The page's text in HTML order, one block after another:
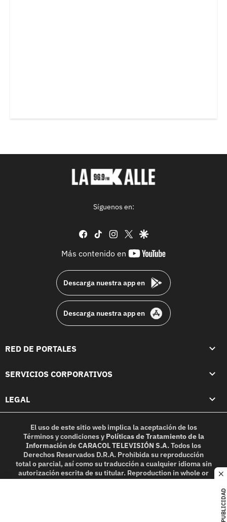
PUBLICIDAD
Síguenos en:
facebook
tiktok instagram
twittergoogle
Más contenido en
youtube-
Descarga nuestra app en
Descarga nuestra app en
RED DE PORTALES
SERVICIOS CORPORATIVOS
LEGAL
El uso de este sitio web implica la aceptación de los
Términos y condicionesy Políticas de Tratamiento de la
InformacióndeCARACOL TELEVISIÓN S.A.Todos los
Derechos Reservados D.R.A. Prohibida su reproducción
total o parcial, así como su traducción a cualquier idioma sin
autorización escrita de su titular. Reproduction in whole or
in part, or translation without written permission is